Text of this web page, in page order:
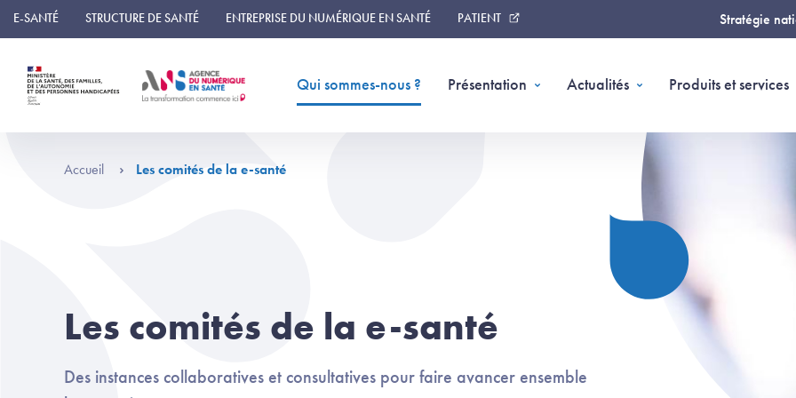
Panneau de gestion des cookies
E-SANTÉ STRUCTURE DE SANTÉ ENTREPRISE DU NUMÉRIQUE EN SANTÉ PATIENT Stratégie
Qui sommes-nous ? (page courante)
Présentation Actualités Produits et services
Accueil Les comités de la e-santé
Les comités de la e-santé
Des instances collaboratives et consultatives pour faire avancer ensemble